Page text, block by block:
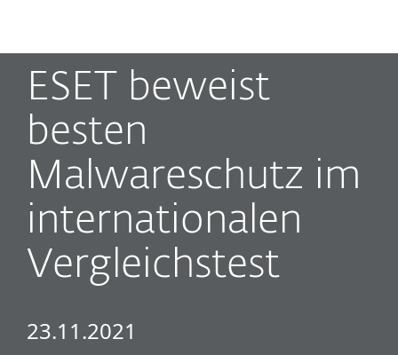
ESET beweist
besten
Malwareschutz im
internationalen
Vergleichstest
23.11.2021